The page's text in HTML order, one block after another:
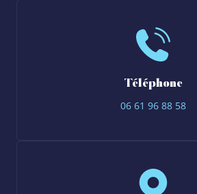
Téléphone
06 61 96 88 58